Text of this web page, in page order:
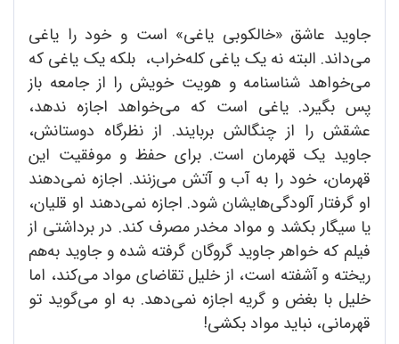
جاوید عاشق «خالکوبی یاغی» است و خود را یاغی
می‌داند. البته نه یک یاغی کله‌خراب، بلکه یک یاغی که
می‌خواهد شناسنامه و هویت خویش را از جامعه باز
پس بگیرد. یاغی است که می‌خواهد اجازه ندهد،
عشقش را از چنگالش بربایند. از نظرگاه دوستانش،
جاوید یک قهرمان است. برای حفظ و موفقیت این
قهرمان، خود را به آب و آتش می‌زنند. اجازه نمی‌دهند
او گرفتار آلودگی‌هایشان شود. اجازه نمی‌دهند او قلیان،
یا سیگار بکشد و مواد مخدر مصرف کند. در برداشتی از
فیلم که خواهر جاوید گروگان گرفته شده و جاوید به‌هم
ریخته و آشفته است، از خلیل تقاضای مواد می‌کند، اما
خلیل با بغض و گریه اجازه نمی‌دهد. به او می‌گوید تو
قهرمانی، نباید مواد بکشی!